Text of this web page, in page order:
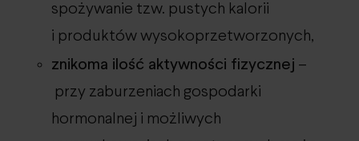
spożywanie tzw. pustych kalorii
i produktów wysokoprzetworzonych,
znikoma ilość aktywności fizycznej –
przy zaburzeniach gospodarki
hormonalnej i możliwych